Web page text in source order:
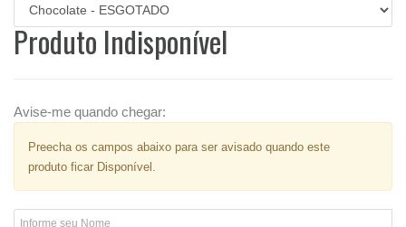
Produto Indisponível
Avise-me quando chegar:
Preecha os campos abaixo para ser avisado quando este
produto ficar Disponível.